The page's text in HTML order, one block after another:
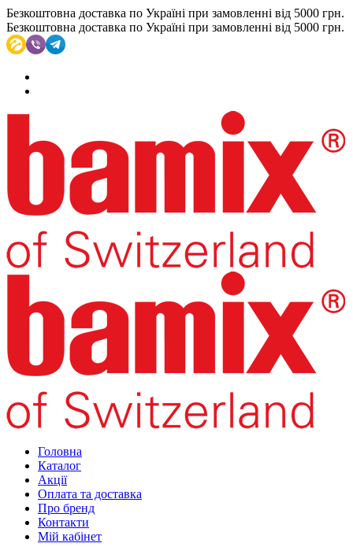
Безкоштовна доставка по Україні при замовленні від 5000 грн.
Безкоштовна доставка по Україні при замовленні від 5000 грн.
Головна
Каталог
Aкції
Оплата та доставка
Про бренд
Контакти
Мій кабінет